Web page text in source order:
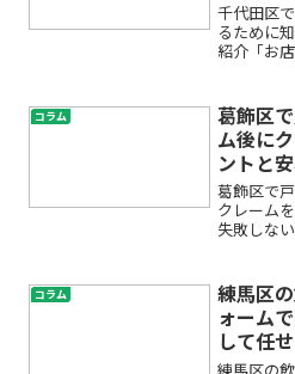
千代田区
るために
紹介「お
「もっと
い」「で
分からな
方の中に
コラム
葛飾区
ム後に
ントと
葛飾区で
クレーム
失敗しな
フォーム
レーム
聞いて不
て住宅に
コラム
練馬区
ォーム
して任
練馬区の